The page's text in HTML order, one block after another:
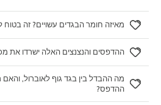
מאיזה חומר הבגדים עשויים? זה בטוח
ההדפסים והנצנצים האלה ישרדו את
מה ההבדל בין בגד גוף לאוברול,
ההדפס?